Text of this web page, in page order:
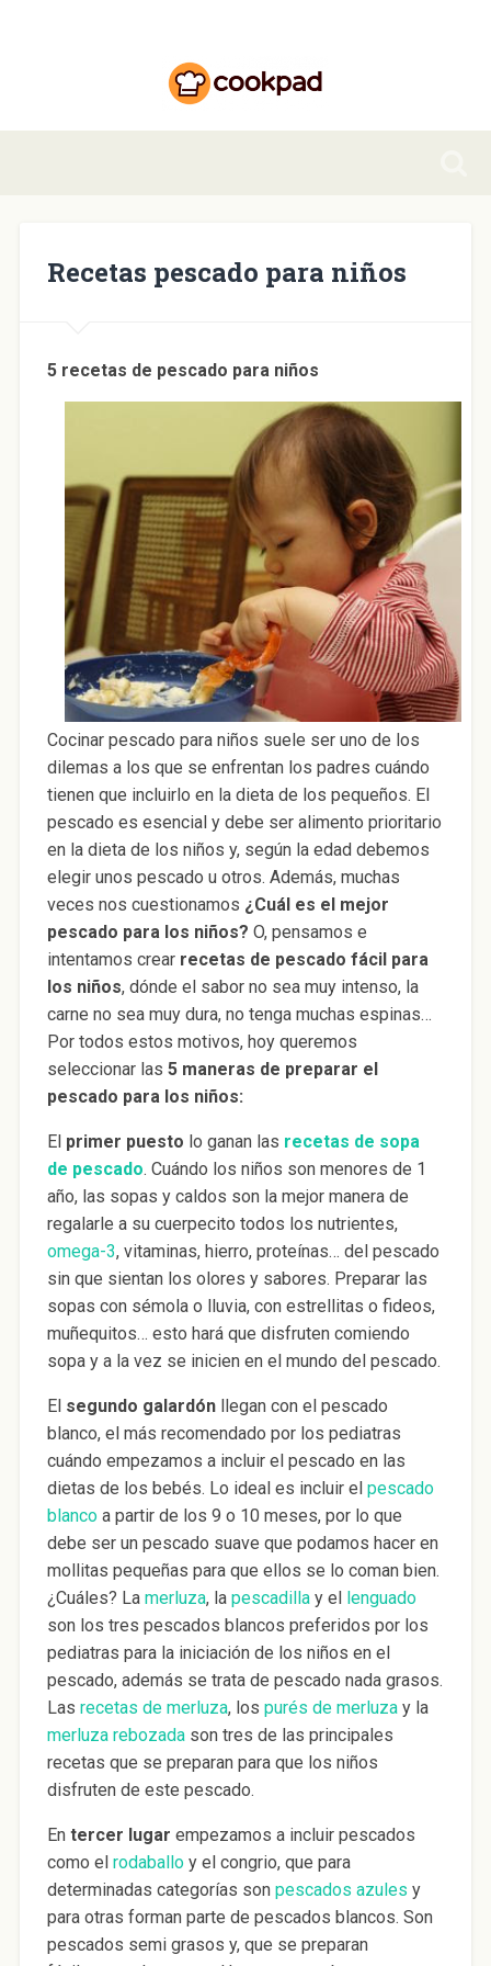
Recetas pescado para niños
5 recetas de pescado para niños
Cocinar pescado para niños suele ser uno de los
dilemas a los que se enfrentan los padres cuándo
tienen que incluirlo en la dieta de los pequeños. El
pescado es esencial y debe ser alimento prioritario
en la dieta de los niños y, según la edad debemos
elegir unos pescado u otros. Además, muchas
veces nos cuestionamos ¿Cuál es el mejor
pescado para los niños? O, pensamos e
intentamos crear recetas de pescado fácil para
los niños, dónde el sabor no sea muy intenso, la
carne no sea muy dura, no tenga muchas espinas…
Por todos estos motivos, hoy queremos
seleccionar las 5 maneras de preparar el
pescado para los niños:
El primer puesto lo ganan las recetas de sopa
de pescado. Cuándo los niños son menores de 1
año, las sopas y caldos son la mejor manera de
regalarle a su cuerpecito todos los nutrientes,
omega-3, vitaminas, hierro, proteínas… del pescado
sin que sientan los olores y sabores. Preparar las
sopas con sémola o lluvia, con estrellitas o fideos,
muñequitos… esto hará que disfruten comiendo
sopa y a la vez se inicien en el mundo del pescado.
Elsegundo galardónllegan con el pescado
blanco, el más recomendado por los pediatras
cuándo empezamos a incluir el pescado en las
dietas de los bebés. Lo ideal es incluir el pescado
blancoa partir de los 9 o 10 meses, por lo que
debe ser un pescado suave que podamos hacer en
mollitas pequeñas para que ellos se lo coman bien.
¿Cuáles? La merluza, la pescadillay el lenguado
son los tres pescados blancos preferidos por los
pediatras para la iniciación de los niños en el
pescado, además se trata de pescado nada grasos.
Las recetas de merluza, los purés de merluzay la
merluza rebozadason tres de las principales
recetas que se preparan para que los niños
disfruten de este pescado.
En tercer lugar empezamos a incluir pescados
como el rodaballoy el congrio, que para
determinadas categorías son pescados azules y
para otras forman parte de pescados blancos. Son
pescados semi grasos y, que se preparan